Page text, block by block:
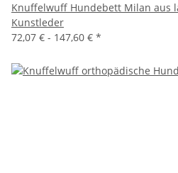
Knuffelwuff Hundebett Milan aus
Kunstleder
72,07 € - 147,60 € *